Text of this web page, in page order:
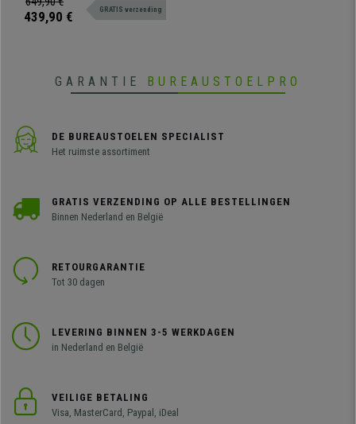
designszittingen. Zeer resistent,
439,90 € GRATIS verzending
GARANTIE BUREAUSTOELPRO
DE BUREAUSTOELEN SPECIALIST
Het ruimste assortiment
GRATIS VERZENDING OP ALLE BESTELLINGEN
Binnen Nederland en België
RETOURGARANTIE
Tot 30 dagen
LEVERING BINNEN 3-5 WERKDAGEN
in Nederland en België
VEILIGE BETALING
Visa, MasterCard, Paypal, iDeal